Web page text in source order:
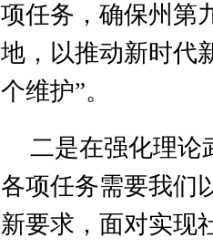
项任务，确保州第
地，以推动新时代
个维护”。
二是在强化理论
各项任务需要我们
新要求，面对实现